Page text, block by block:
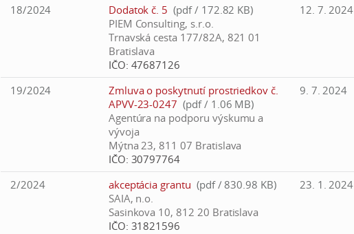
18/2024 Dodatok č. 5 (pdf / 172.82 KB)
PIEM Consulting, s.r.o.
Trnavská cesta 177/82A, 821 01
Bratislava
IČO: 47687126
12. 7. 2024
19/2024
Zmluva o poskytnutí prostriedkov č.
APVV-23-0247 (pdf / 1.06 MB)
Agentúra na podporu výskumu a
vývoja
Mýtna 23, 811 07 Bratislava
IČO: 30797764
9. 7. 2024
2/2024 akceptácia grantu (pdf / 830.98 KB)
SAIA, n.o.
Sasinkova 10, 812 20 Bratislava
IČO: 31821596
23. 1. 2024